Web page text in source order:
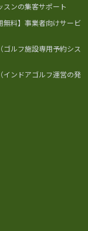
スンの集客サポート
無料】事業者向けサービ
ゴルフ施設専用予約シス
インドアゴルフ運営の発